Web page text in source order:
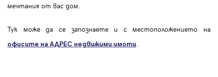
мечтания от вас дом.
Тук може да се запознаете и с местоположението на
офисите на АДРЕС недвижими имоти.